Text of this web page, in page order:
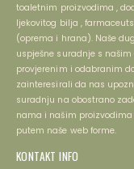
toaletnim proizvodima ,
ljekovitog bilja ,
(oprema i hrana). Naše
uspješne suradnje s
provjerenim i odabranim
zainteresirali da nas
suradnju na obostrano
nama i našim
putem naše web forme.
KONTAKT INFO